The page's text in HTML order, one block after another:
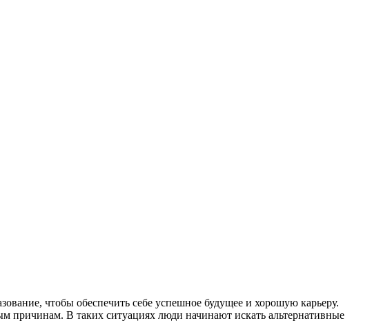
чтобы обеспечить себе успешное будущее и хорошую карьеру.
причинам. В таких ситуациях люди начинают искать альтернативные